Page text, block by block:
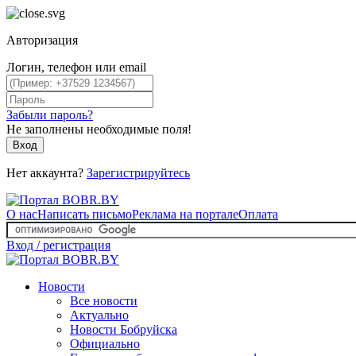
Авторизация
Логин, телефон или email
Забыли пароль?
Не заполнены необходимые поля!
Вход
Нет аккаунта? Зарегистрируйтесь
О насНаписать письмоРеклама на порталеОплата
Вход / регистрация
Новости
Все новости
Актуально
Новости Бобруйска
Официально